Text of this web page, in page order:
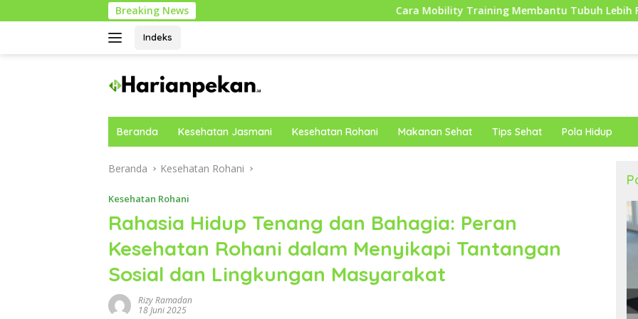
ke
Breaking News Cara Mobility Training Membantu Tubuh Lebih Fleksibel dan Siap
Indeks
Beranda Kesehatan Jasmani Kesehatan Rohani Makanan Sehat Tips Sehat Pola Hidup
Beranda Kesehatan Rohani
Kesehatan Rohani
Rahasia Hidup Tenang dan Bahagia: Peran
Kesehatan Rohani dalam Menyikapi Tantangan
Sosial dan Lingkungan Masyarakat
Rizy Ramadan
18 Juni 2025